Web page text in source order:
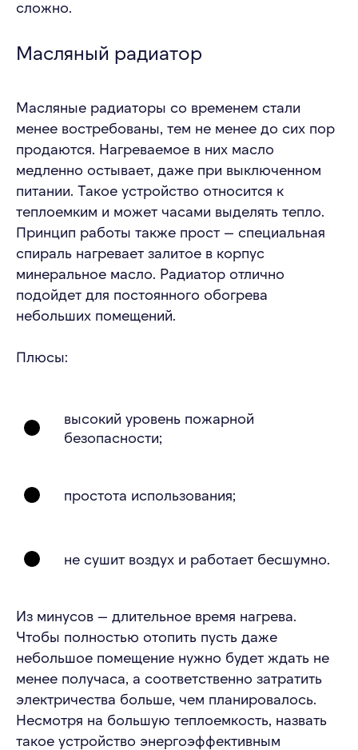
сложно.
Масляный радиатор
Масляные радиаторы со временем стали
менее востребованы, тем не менее до сих пор
продаются. Нагреваемое в них масло
медленно остывает, даже при выключенном
питании. Такое устройство относится к
теплоемким и может часами выделять тепло.
Принцип работы также прост — специальная
спираль нагревает залитое в корпус
минеральное масло. Радиатор отлично
подойдет для постоянного обогрева
небольших помещений.
Плюсы:
высокий уровень пожарной
безопасности;
простота использования;
не сушит воздух и работает бесшумно.
Из минусов — длительное время нагрева.
Чтобы полностью отопить пусть даже
небольшое помещение нужно будет ждать не
менее получаса, а соответственно затратить
электричества больше, чем планировалось.
Несмотря на большую теплоемкость, назвать
такое устройство энергоэффективным